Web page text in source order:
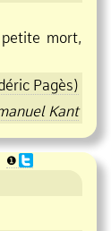
mort,
Pagès)
Kant
❶